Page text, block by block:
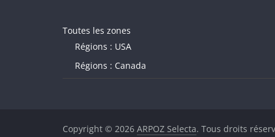
Toutes les zones
Régions : USA
Régions : Canada
Copyright © 2026 ARPOZ Selecta. Tous droits